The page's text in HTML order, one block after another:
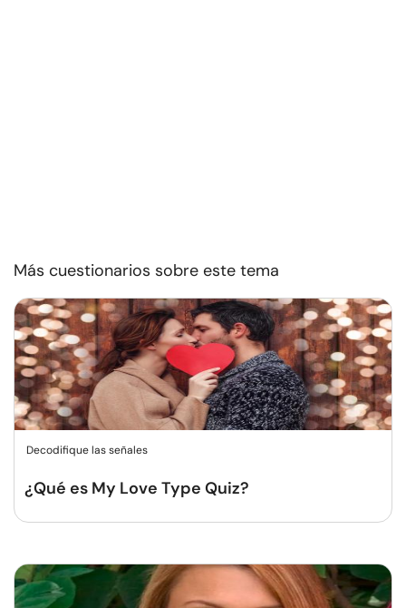
Más cuestionarios sobre este tema
Decodifique las señales
¿Qué es My Love Type Quiz?